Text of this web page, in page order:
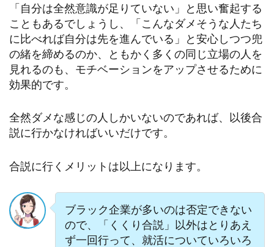
「自分は全然意識が足りていない」と思い奮起する
こともあるでしょうし、「こんなダメそうな人たち
に比べれば自分は先を進んでいる」と安心しつつ兜
の緒を締めるのか、ともかく多くの同じ立場の人を
見れるのも、モチベーションをアップさせるために
効果的です。
全然ダメな感じの人しかいないのであれば、以後合
説に行かなければいいだけです。
合説に行くメリットは以上になります。
ブラック企業が多いのは否定できない
ので、「くくり合説」以外はとりあえ
ず一回行って、就活についていろいろ